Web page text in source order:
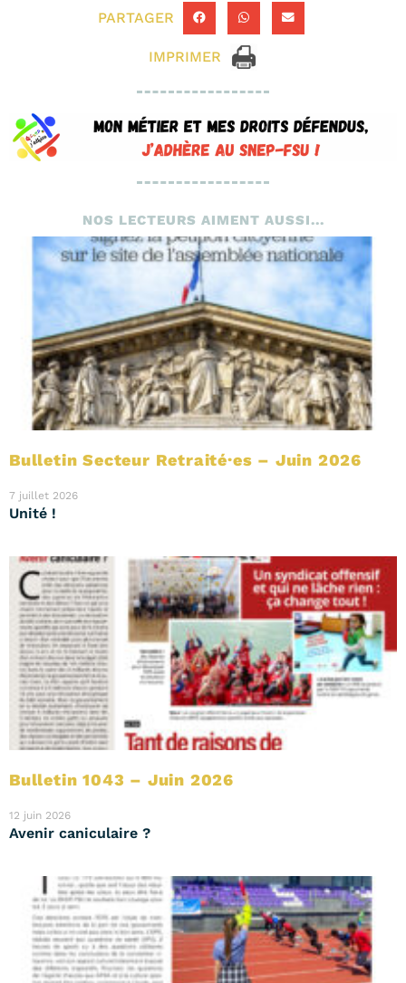
PARTAGER
IMPRIMER
NOS LECTEURS AIMENT AUSSI...
Bulletin Secteur Retraité·es – Juin 2026
7 juillet 2026
Unité !
Bulletin 1043 – Juin 2026
12 juin 2026
Avenir caniculaire ?